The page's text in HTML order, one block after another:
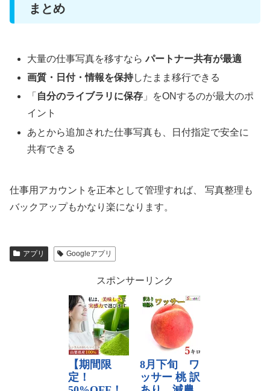
まとめ
大量の仕事写真を移すならパートナー共有が最適
画質・日付・情報を保持したまま移行できる
「 自分のライブラリに保存 」をONするのが最大のポ
イント
あとから追加された仕事写真も、日付指定で安全に
共有できる
仕事用アカウントを正本として管理すれば、 写真整理も
バックアップもかなり楽になります。
アプリ Googleアプリ
スポンサーリンク